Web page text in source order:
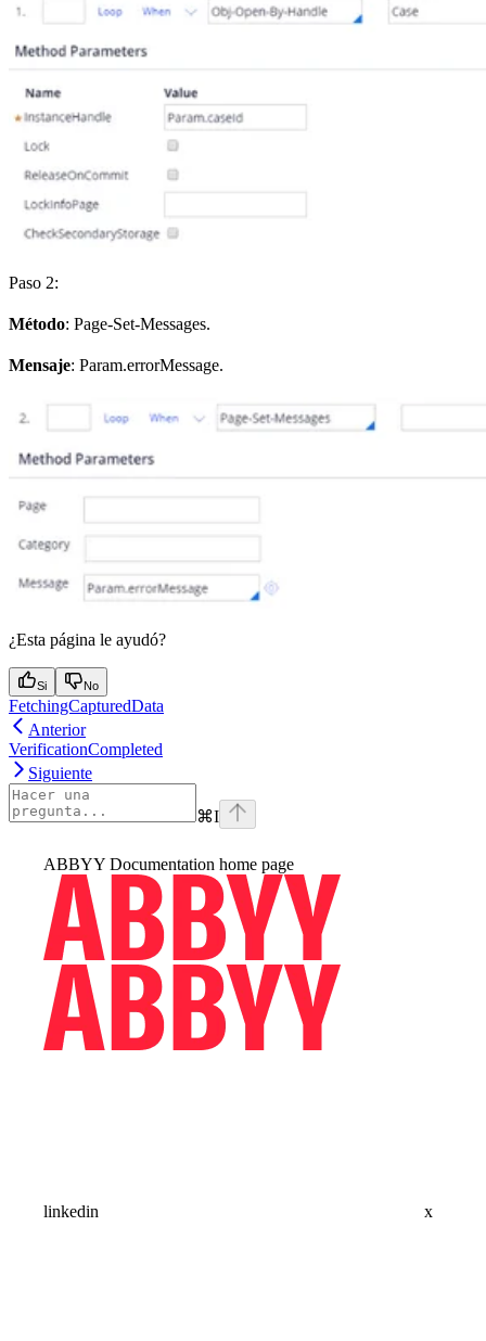
Paso 2:
Método: Page-Set-Messages.
Mensaje: Param.errorMessage.
¿Esta página le ayudó?
Si No
FetchingCapturedData
Anterior
VerificationCompleted
Siguiente
⌘I
ABBYY Documentation home page
linkedin x